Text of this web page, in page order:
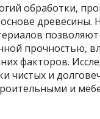
обработки,
древесины.
позволяют
прочностью,
факторов.
чистых и
и